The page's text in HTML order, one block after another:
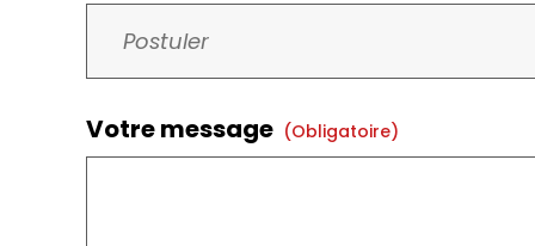
Votre message (obligatoire)